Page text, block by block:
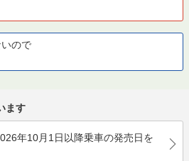
ので
ます
年10月1日以降乗車の発売日を